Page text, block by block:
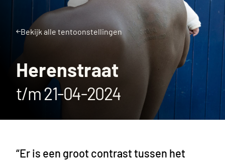
Over Museum Gouda
Bekijk alle tentoonstellingen
Herenstraat
t/m 21-04-2024
“Er is een groot contrast tussen het